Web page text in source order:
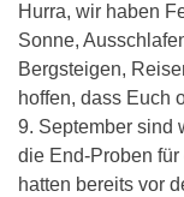
Hurra, wir haben
Sonne,
Bergsteigen,
hoffen, dass Euch
9. September sind
die End-Proben
hatten bereits vor